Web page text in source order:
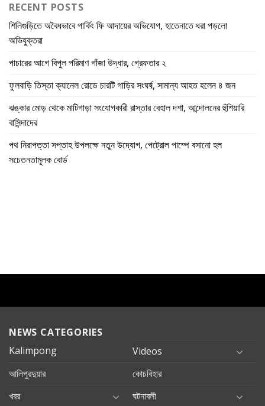
RECENT POSTS
শিলিগুড়িতে অবৈধভাবে পার্কিং ফি আদায়ের অভিযোগ, হাতেনাতে ধরা পড়লো
অভিযুক্তরা
পাচারের আগে বিপুল পরিমাণ গাঁজা উদ্ধার, গ্রেফতার ২
ফুলবাড়ি তিস্তা ক্যানেল রোডে চারটি গাড়ির সংঘর্ষ, সামান্য আহত হলেন ৪ জন
ঝঙ্কার মোড় থেকে মাটিগাড়া সংযোগকারী রাস্তার বেহাল দশা, আন্দোলনের হুঁশিয়ারি
বাসিন্দাদের
পথ নিরাপত্তা সপ্তাহ উপলক্ষে নতুন উদ্যোগ, পেট্রোল পাম্পে বসানো হল
সচেতনতামূলক বোর্ড
NEWS CATEGORIES
Kalimpong
Videos
আলিপুরদুয়ার
কোচবিহার
খবর
ঘটনাবলী